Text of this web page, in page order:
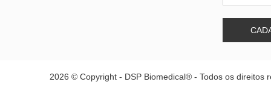
2026 © Copyright - DSP Biomedical® - Todos os direitos